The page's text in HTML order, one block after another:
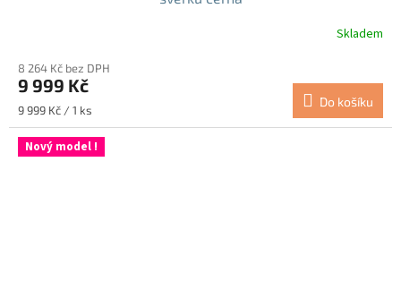
Skladem
8 264 Kč bez DPH
9 999 Kč
Měrná
cena:
9 999 Kč / 1 ks
Do košíku
Nový model !